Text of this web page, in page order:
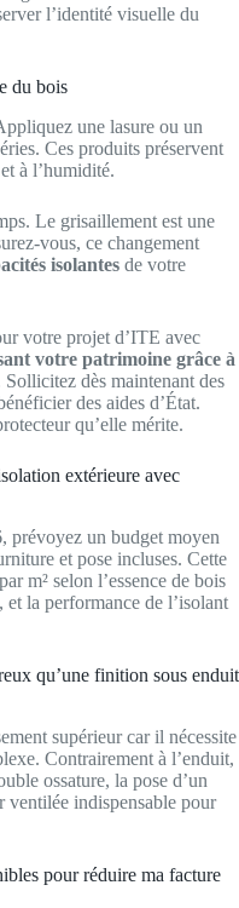
l’identité visuelle du
du bois
une lasure ou un
Ces produits préservent
à l’humidité.
Le grisaillement est une
vous, ce changement
isolantes de votre
votre projet d’ITE avec
votre patrimoine grâce à
Sollicitez dès maintenant des
des aides d’État.
qu’elle mérite.
extérieure avec
prévoyez un budget moyen
et pose incluses. Cette
m² selon l’essence de bois
la performance de l’isolant
qu’une finition sous enduit
supérieur car il nécessite
Contrairement à l’enduit,
ossature, la pose d’un
ventilée indispensable pour
pour réduire ma facture